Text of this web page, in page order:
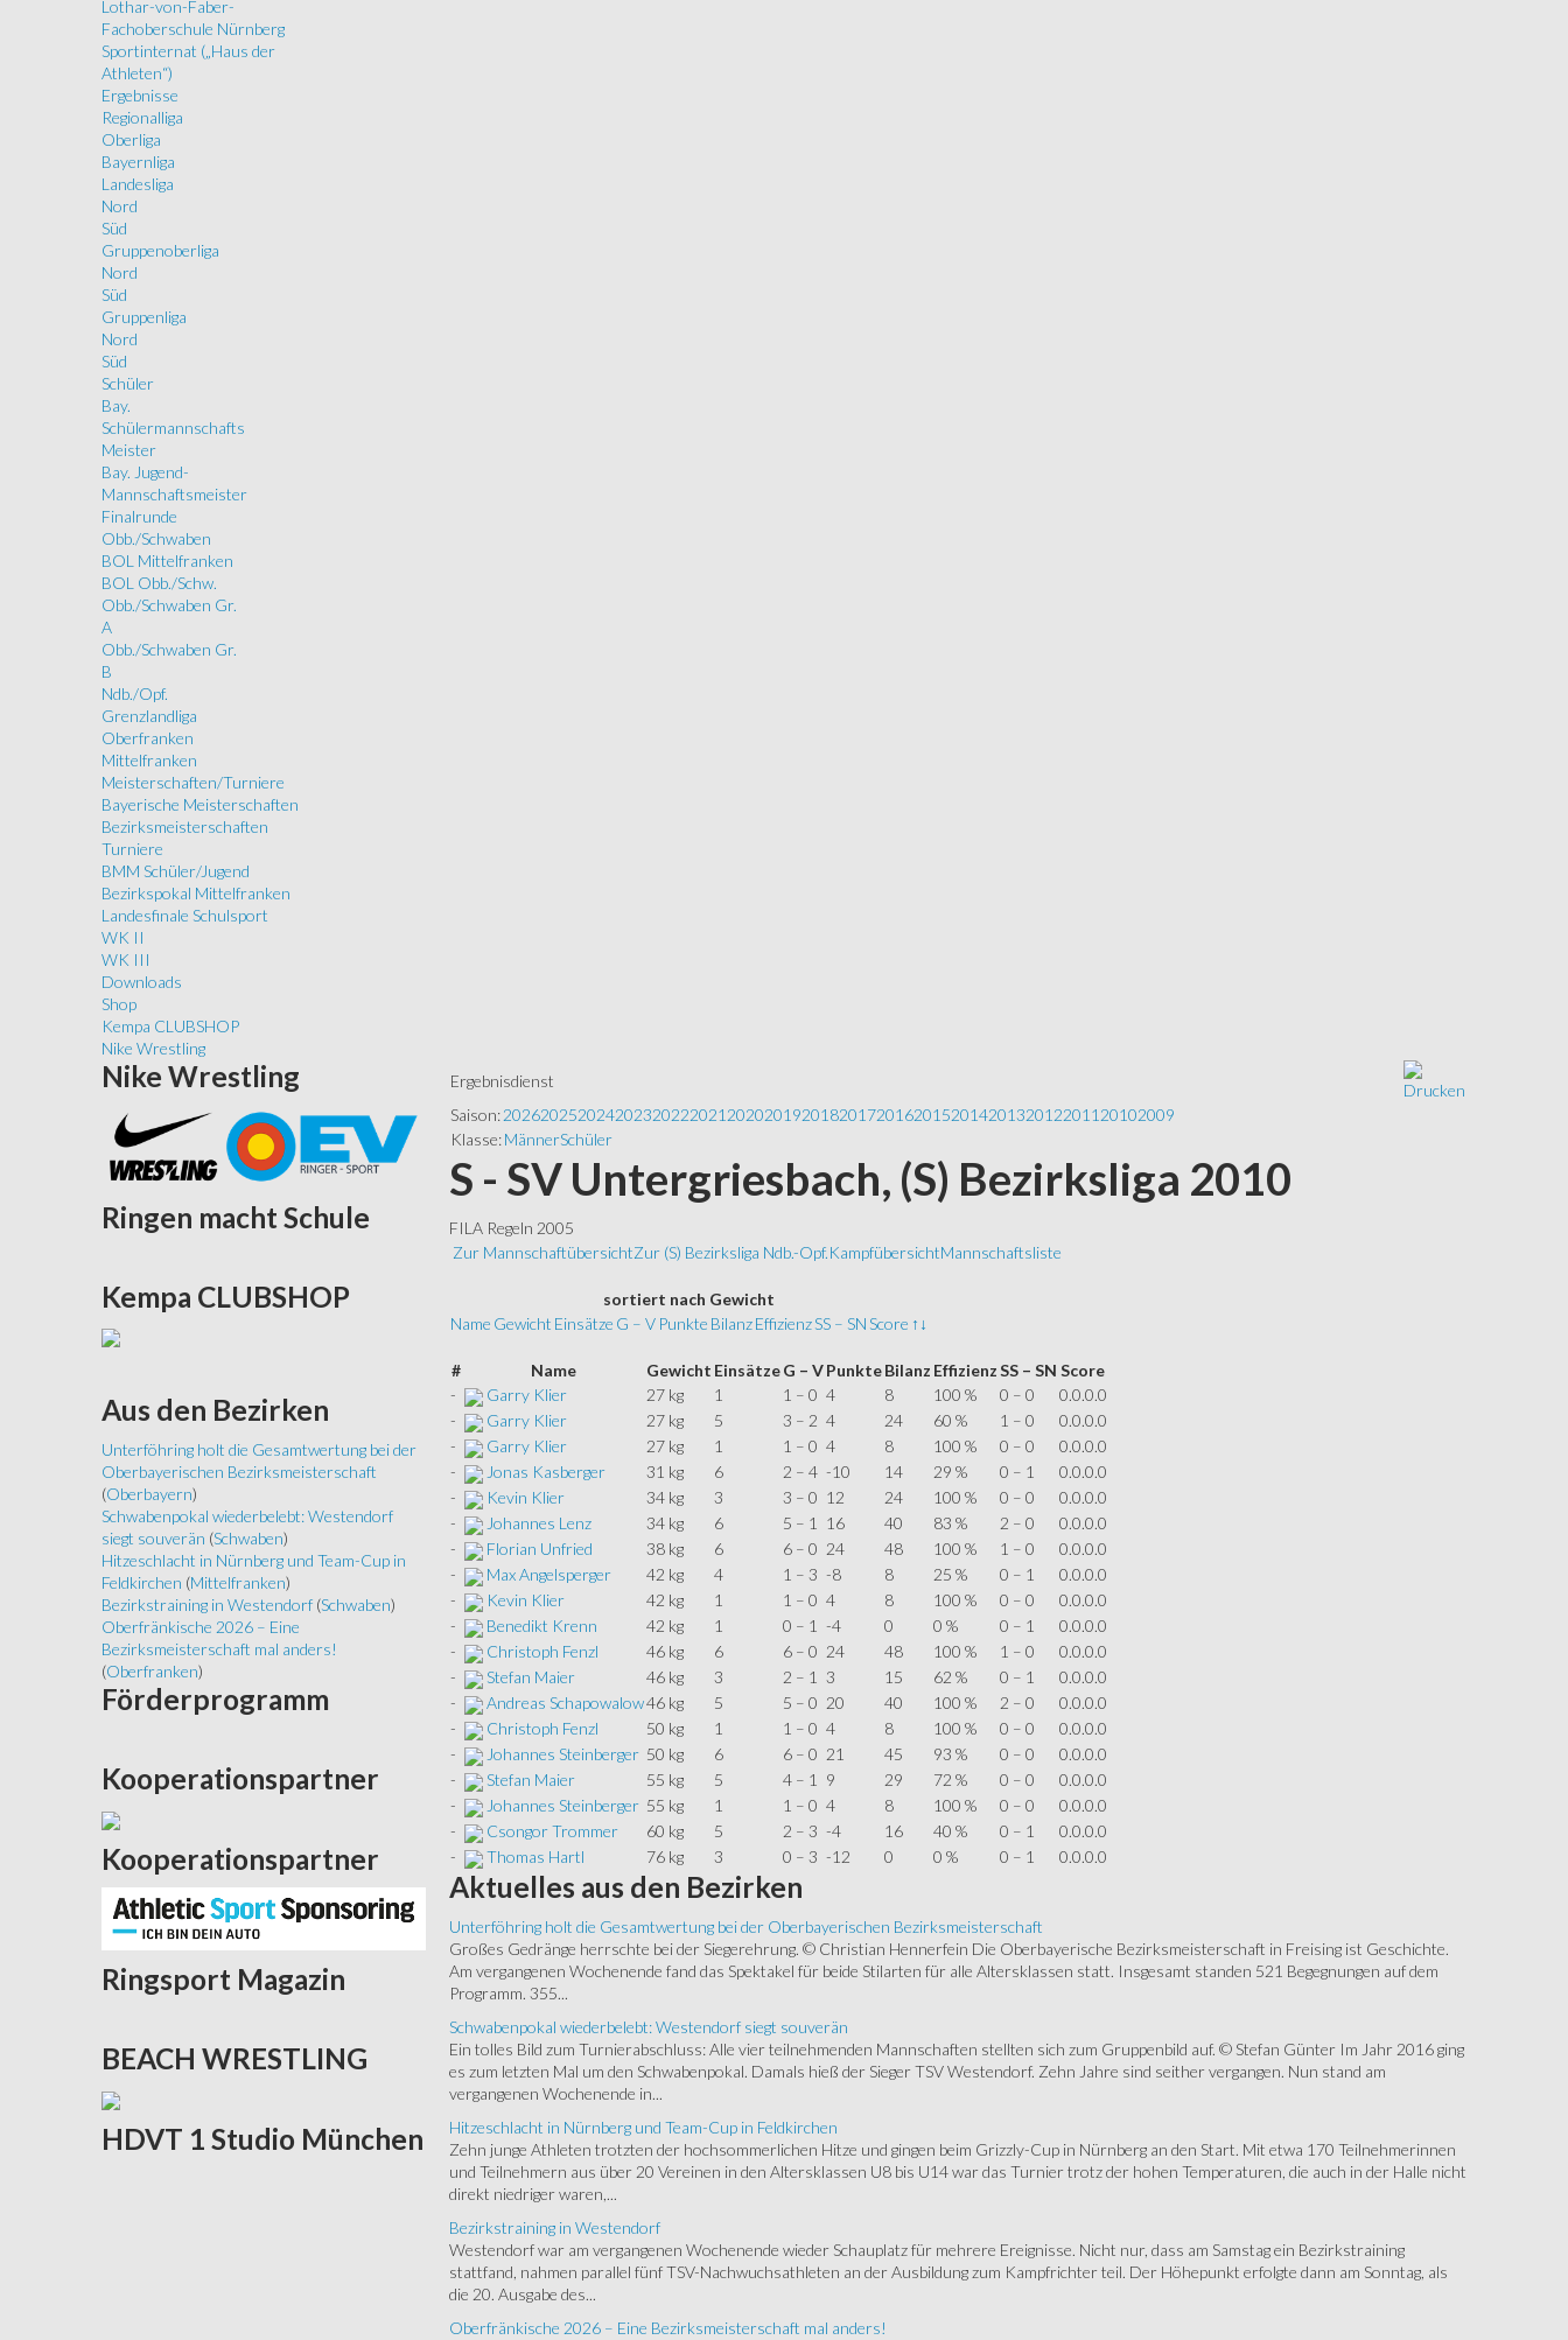
Lothar-von-Faber-
Fachoberschule Nürnberg
Sportinternat („Haus der
Athleten“)
Ergebnisse
Regionalliga
Oberliga
Bayernliga
Landesliga
Nord
Süd
Gruppenoberliga
Nord
Süd
Gruppenliga
Nord
Süd
Schüler
Bay.
Schülermannschafts
Meister
Bay. Jugend-
Mannschaftsmeister
Finalrunde
Obb./Schwaben
BOL Mittelfranken
BOL Obb./Schw.
Obb./Schwaben Gr.
A
Obb./Schwaben Gr.
B
Ndb./Opf.
Grenzlandliga
Oberfranken
Mittelfranken
Meisterschaften/Turniere
Bayerische Meisterschaften
Bezirksmeisterschaften
Turniere
BMM Schüler/Jugend
Bezirkspokal Mittelfranken
Landesfinale Schulsport
WK II
WK III
Downloads
Shop
Kempa CLUBSHOP
Nike Wrestling
Ergebnisdienst
Saison: 202620252024202320222021 2020201920182017201620152014201320122011 20102009
Klasse: MännerSchüler
S - SV Untergriesbach, (S) Bezirksliga 2010
FILA Regeln 2005
Zur MannschaftübersichtZur (S) Bezirksliga Ndb.-Opf.KampfübersichtMannschaftsliste
sortiert nach Gewicht
Name Gewicht Einsätze G – V Punkte Bilanz EffizienzSS – SNScore ↑↓
# Name Gewicht Einsätze G – V Punkte Bilanz EffizienzSS – SN Score
-
Garry Klier 27 kg 1 1 – 0 4 8 100 % 0 – 0
0.0.0.0
-
Garry Klier 27 kg 5 3 – 2 4 24 60 % 1 – 0
0.0.0.0
-
Garry Klier 27 kg 1 1 – 0 4 8 100 % 0 – 0
0.0.0.0
-
Jonas Kasberger 31 kg 6 2 – 4 -10 14 29 % 0 – 1
0.0.0.0
-
Kevin Klier 34 kg 3 3 – 0 12 24 100 % 0 – 0
0.0.0.0
-
Johannes Lenz 34 kg 6 5 – 1 16 40 83 % 2 – 0
0.0.0.0
-
Florian Unfried 38 kg 6 6 – 0 24 48 100 % 1 – 0
0.0.0.0
-
Max Angelsperger 42 kg 4 1 – 3 -8 8 25 % 0 – 1
0.0.0.0
-
Kevin Klier 42 kg 1 1 – 0 4 8 100 % 0 – 0
0.0.0.0
-
Benedikt Krenn 42 kg 1 0 – 1 -4 0 0 % 0 – 1
0.0.0.0
-
Christoph Fenzl 46 kg 6 6 – 0 24 48 100 % 1 – 0
0.0.0.0
-
Stefan Maier 46 kg 3 2 – 1 3 15 62 % 0 – 1
0.0.0.0
-
Andreas Schapowalow46 kg 5 5 – 0 20 40 100 % 2 – 0
0.0.0.0
-
Christoph Fenzl 50 kg 1 1 – 0 4 8 100 % 0 – 0
0.0.0.0
-
Johannes Steinberger 50 kg 6 6 – 0 21 45 93 % 0 – 0
0.0.0.0
-
Stefan Maier 55 kg 5 4 – 1 9 29 72 % 0 – 0
0.0.0.0
-
Johannes Steinberger 55 kg 1 1 – 0 4 8 100 % 0 – 0
0.0.0.0
-
Csongor Trommer 60 kg 5 2 – 3 -4 16 40 % 0 – 1
0.0.0.0
-
Thomas Hartl 76 kg 3 0 – 3 -12 0 0 % 0 – 1 0.0.0.0
Aktuelles aus den Bezirken
Unterföhring holt die Gesamtwertung bei der Oberbayerischen Bezirksmeisterschaft
Großes Gedränge herrschte bei der Siegerehrung. © Christian Hennerfein Die Oberbayerische Bezirksmeisterschaft in Freising ist Geschichte.
Am vergangenen Wochenende fand das Spektakel für beide Stilarten für alle Altersklassen statt. Insgesamt standen 521 Begegnungen auf dem
Programm. 355...
Schwabenpokal wiederbelebt: Westendorf siegt souverän
Ein tolles Bild zum Turnierabschluss: Alle vier teilnehmenden Mannschaften stellten sich zum Gruppenbild auf. © Stefan Günter Im Jahr 2016 ging
es zum letzten Mal um den Schwabenpokal. Damals hieß der Sieger TSV Westendorf. Zehn Jahre sind seither vergangen. Nun stand am
vergangenen Wochenende in...
Hitzeschlacht in Nürnberg und Team-Cup in Feldkirchen
Zehn junge Athleten trotzten der hochsommerlichen Hitze und gingen beim Grizzly-Cup in Nürnberg an den Start. Mit etwa 170 Teilnehmerinnen
und Teilnehmern aus über 20 Vereinen in den Altersklassen U8 bis U14 war das Turnier trotz der hohen Temperaturen, die auch in der Halle nicht
direkt niedriger waren,...
Bezirkstraining in Westendorf
Westendorf war am vergangenen Wochenende wieder Schauplatz für mehrere Ereignisse. Nicht nur, dass am Samstag ein Bezirkstraining
stattfand, nahmen parallel fünf TSV-Nachwuchsathleten an der Ausbildung zum Kampfrichter teil. Der Höhepunkt erfolgte dann am Sonntag, als
die 20. Ausgabe des...
Oberfränkische 2026 – Eine Bezirksmeisterschaft mal anders!
Nike Wrestling
Ringen macht Schule
Kempa CLUBSHOP
Aus den Bezirken
Unterföhring holt die Gesamtwertung bei der
Oberbayerischen Bezirksmeisterschaft
(Oberbayern)
Schwabenpokal wiederbelebt: Westendorf
siegt souverän (Schwaben)
Hitzeschlacht in Nürnberg und Team-Cup in
Feldkirchen (Mittelfranken)
Bezirkstraining in Westendorf (Schwaben)
Oberfränkische 2026 – Eine
Bezirksmeisterschaft mal anders!
(Oberfranken)
Förderprogramm
Kooperationspartner
Kooperationspartner
Ringsport Magazin
BEACH WRESTLING
HDVT 1 Studio München